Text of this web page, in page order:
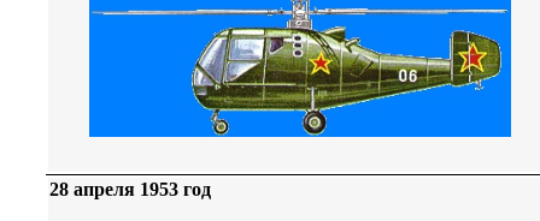
28 апреля 1953 год